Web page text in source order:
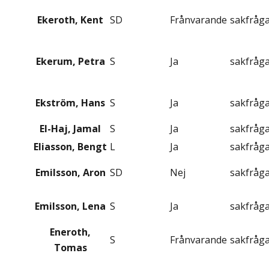
Ekeroth, Kent SD Frånvarande
Ekerum, Petra S Ja
Ekström, Hans S Ja
El-Haj, Jamal
S Ja
Eliasson, Bengt L Ja
Emilsson, Aron SD Nej
Emilsson, Lena S Ja
Eneroth,
Tomas
S Frånvarande